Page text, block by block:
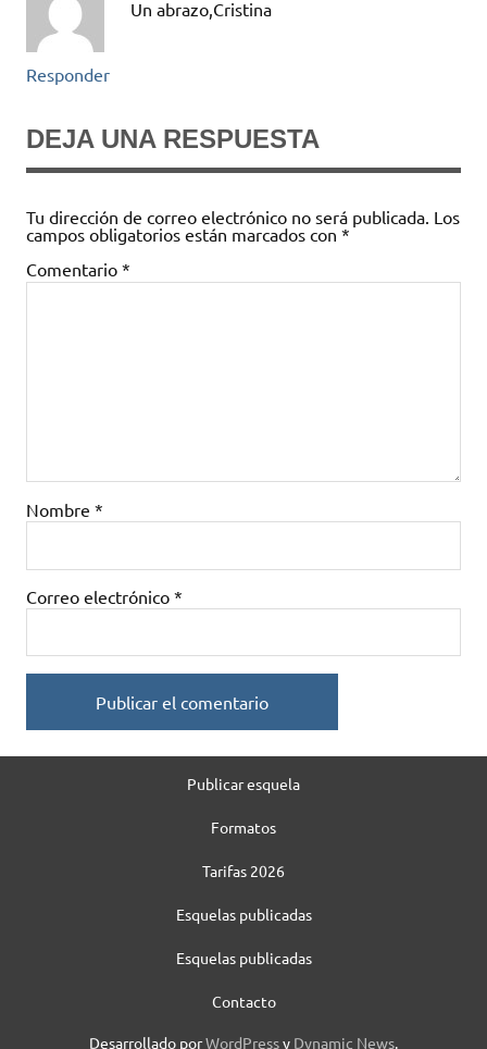
Un abrazo,Cristina
Responder
DEJA UNA RESPUESTA
Tu dirección de correo electrónico no será publicada. Los
campos obligatorios están marcados con *
Comentario *
Nombre *
Correo electrónico *
Publicar esquela
Formatos
Tarifas 2026
Esquelas publicadas
Esquelas publicadas
Contacto
Desarrollado porWordPressy Dynamic News.